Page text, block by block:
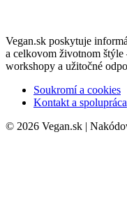
Vegan.sk poskytuje
a celkovom životnom štýle
workshopy a užitočné
Soukromí a cookies
Kontakt a spolupráca
© 2026 Vegan.sk |